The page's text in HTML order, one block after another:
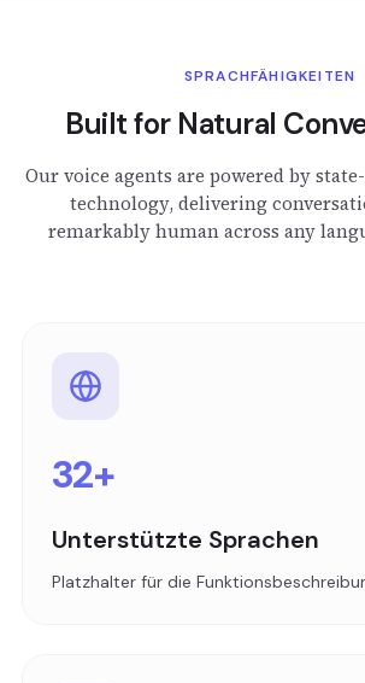
SPRACHFÄHIGKEITEN
Built for Natural
Our voice agents are powered by
technology, delivering
remarkably human across any
32+
Unterstützte Sprachen
Platzhalter für die